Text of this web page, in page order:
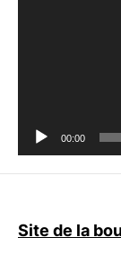
00:00
Site de la